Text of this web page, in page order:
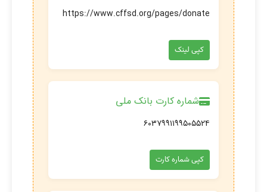
https://www.cffsd.org/pages/donate
کپی لینک
شماره کارت بانک ملی
۶۰۳۷۹۹۱۱۹۹۵۰۵۵۲۴
کپی شماره کارت